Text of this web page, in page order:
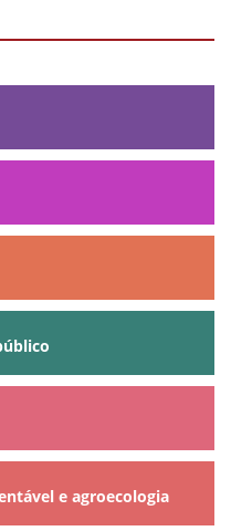
e agroecologia